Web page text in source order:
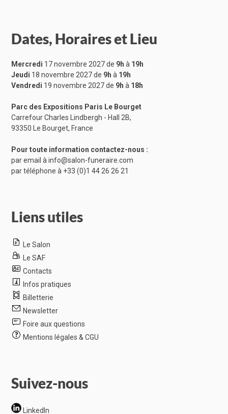
Dates, Horaires et Lieu
Mercredi 17 novembre 2027 de 9hà 19h
Jeudi 18 novembre 2027 de 9hà 19h
Vendredi 19 novembre 2027 de 9hà 18h
Parc des Expositions Paris Le Bourget
Carrefour Charles Lindbergh - Hall 2B,
93350 Le Bourget, France
Pour toute information contactez-nous :
par email àinfo@salon-funeraire.com
par téléphone à +33 (0)1 44 26 26 21
Liens utiles
Le Salon
Le SAF
Contacts
Infos pratiques
Billetterie
Newsletter
Foire aux questions
Mentions légales & CGU
Suivez-nous
LinkedIn